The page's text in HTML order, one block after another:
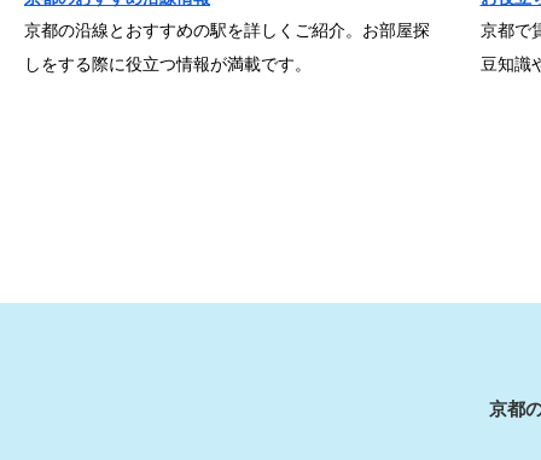
京都の沿線とおすすめの駅を詳しくご紹介。お部屋探
しをする際に役立つ情報が満載です。
京都で
豆知識
京都